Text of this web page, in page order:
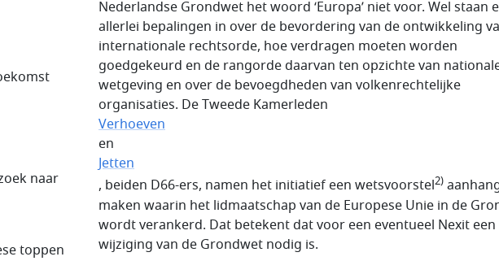
Nederlandse Grondwet het woord ‘Europa’ niet voor. Wel staan
allerlei bepalingen in over de bevordering van de ontwikkeling
internationale rechtsorde, hoe verdragen moeten worden
goedgekeurd en de rangorde daarvan ten opzichte van
wetgeving en over de bevoegdheden van volkenrechtelijke
organisaties. De Tweede Kamerleden
Verhoeven
en
Jetten
, beiden D66-ers, namen het initiatief een wetsvoorstel2)
maken waarin het lidmaatschap van de Europese Unie in de
wordt verankerd. Dat betekent dat voor een eventueel Nexit een
wijziging van de Grondwet nodig is.
naar
toppen